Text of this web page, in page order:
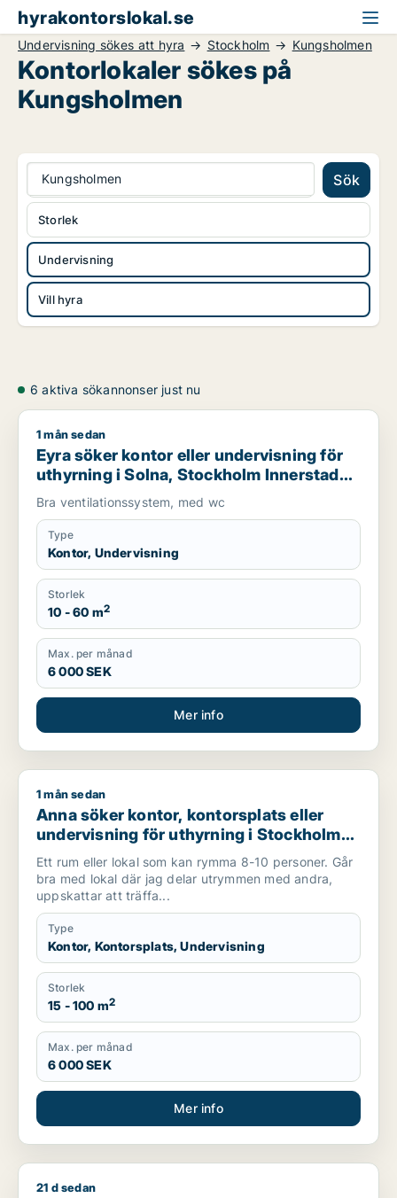
hyrakontorslokal.se
Undervisning sökes att hyra Stockholm Kungsholmen
Kontorlokaler sökes på
Kungsholmen
Kungsholmen Sök
Undervisning
Vill hyra
Storlek
6 aktiva sökannonser just nu
Eyra söker kontor eller undervisning för uthyrning i Solna,
1 mån sedan
Eyra söker kontor eller undervisning för
uthyrning i Solna, Stockholm Innerstad
eller Kungsholmen m.fl.
Bra ventilationssystem, med wc
Type
Kontor, Undervisning
Storlek
10 - 60 m2
Max. per månad
6 000 SEK
Mer info
Anna söker kontor, kontorsplats eller undervisning för
1 mån sedan
Anna söker kontor, kontorsplats eller
undervisning för uthyrning i Stockholm
Innerstad, Kungsholmen eller Vasastan
m.fl.
Ett rum eller lokal som kan rymma 8-10 personer. Går
bra med lokal där jag delar utrymmen med andra,
uppskattar att träffa...
Type
Kontor, Kontorsplats, Undervisning
Storlek
15 - 100 m2
Max. per månad
6 000 SEK
Mer info
Karolina söker lager, industrilokal, butik, undervisning,
21 d sedan